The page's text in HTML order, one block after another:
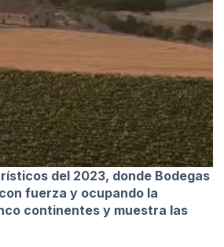
del 2023, donde Bodegas
fuerza y ocupando la
continentes y muestra las